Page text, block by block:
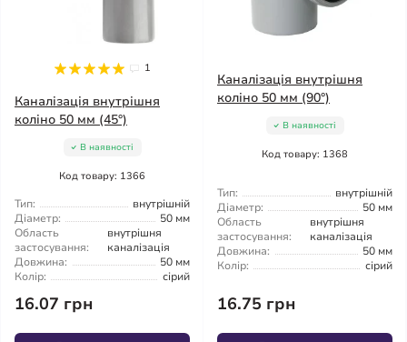
1
Каналізація внутрішня
коліно 50 мм (45°)
В наявності
Код товару: 1366
Тип:
внутрішній
Діаметр:
50 мм
Область
застосування:
внутрішня
каналізація
Довжина:
50 мм
Колір:
сірий
16.07 грн
Каналізація внутрішня
коліно 50 мм (90°)
В наявності
Код товару: 1368
Тип:
внутрішній
Діаметр:
50 мм
Область
застосування:
внутрішня
каналізація
Довжина:
50 мм
Колір:
сірий
16.75 грн